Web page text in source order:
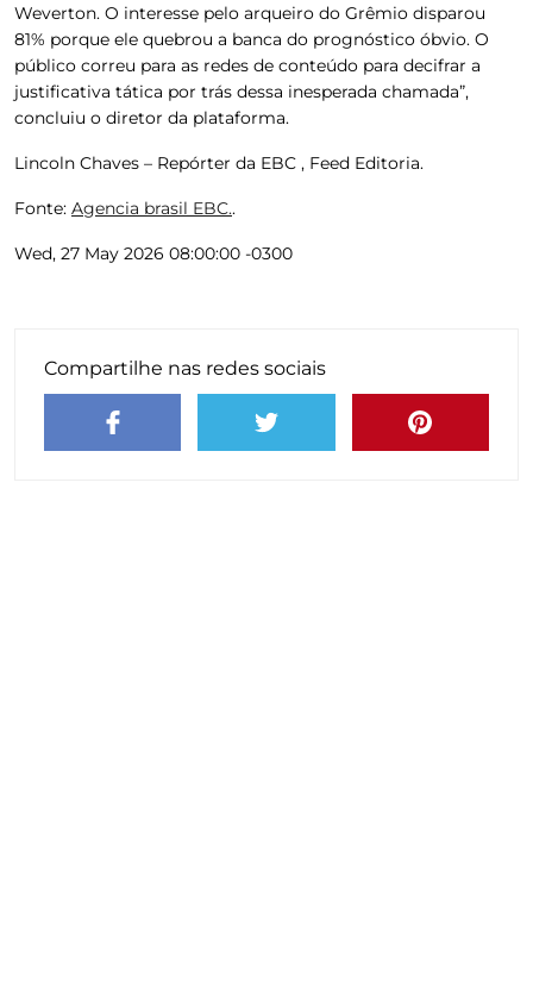
Weverton. O interesse pelo arqueiro do Grêmio disparou
81% porque ele quebrou a banca do prognóstico óbvio. O
público correu para as redes de conteúdo para decifrar a
justificativa tática por trás dessa inesperada chamada”,
concluiu o diretor da plataforma.
Lincoln Chaves – Repórter da EBC , Feed Editoria.
Fonte: Agencia brasil EBC..
Wed, 27 May 2026 08:00:00 -0300
Compartilhe nas redes sociais